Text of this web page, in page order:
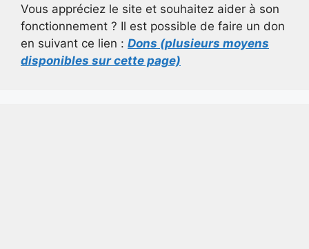
Vous appréciez le site et souhaitez aider à son
fonctionnement ? Il est possible de faire un don
en suivant ce lien : Dons (plusieurs moyens
disponibles sur cette page)